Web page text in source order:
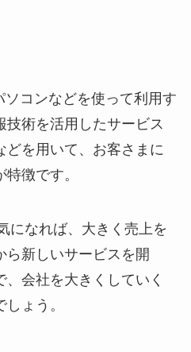
コンなどを使って利用す
技術を活用したサービス
どを用いて、お客さまに
徴です。
になれば、大きく売上を
ら新しいサービスを開
会社を大きくしていく
ょう。